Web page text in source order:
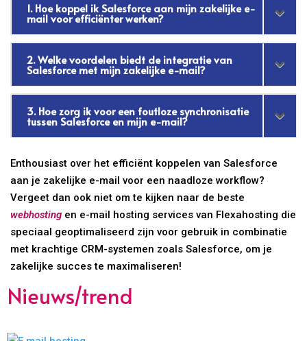
1. Hoe koppel ik Salesforce aan mijn zakelijke e-
mail voor efficiënter werken?
2. Welke voordelen biedt de integratie van
Salesforce met mijn zakelijke e-mail?
3. Hoe zorg ik voor een foutloze synchronisatie
tussen Salesforce en mijn e-mail?
Enthousiast over het efficiënt koppelen van Salesforce
aan je zakelijke e-mail voor een naadloze workflow?
Vergeet dan ook niet om te kijken naar de beste
webhosting en e-mail hosting services van Flexahosting die
speciaal geoptimaliseerd zijn voor gebruik in combinatie
met krachtige CRM-systemen zoals Salesforce, om je
zakelijke succes te maximaliseren!
Nieuws/trend